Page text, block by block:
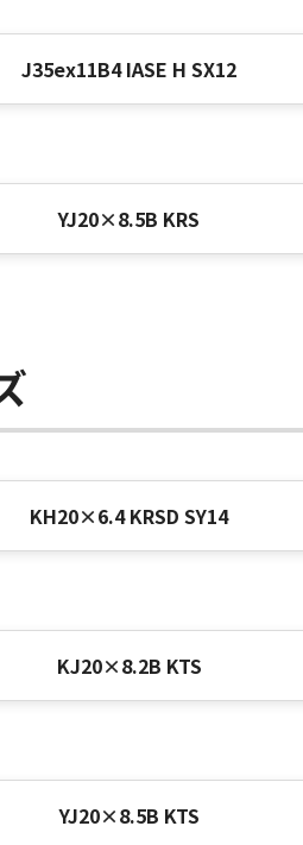
J35ex11B4 IASE H SX12
YJ20×8.5B KRS
KH20×6.4 KRSD SY14
KJ20×8.2B KTS
YJ20×8.5B KTS